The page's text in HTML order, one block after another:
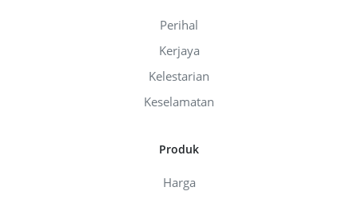
Perihal
Kerjaya
Kelestarian
Keselamatan
Produk
Harga